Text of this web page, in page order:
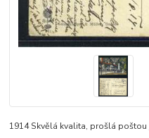
1914 Skvělá kvalita, prošlá poštou